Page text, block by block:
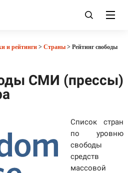
и рейтинги> Страны> Рейтинг свободы
СМИ (прессы)
Список стран
по уровню
свободы
средств
массовой